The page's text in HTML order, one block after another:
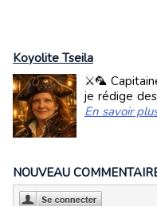
Koyolite Tseila
⚔️🦜
je rédige
En savoir
NOUVEAU